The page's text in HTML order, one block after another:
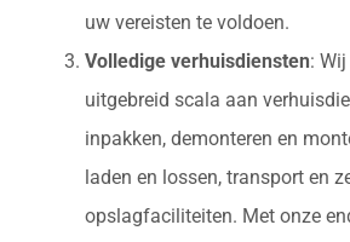
uw vereisten te voldoen.
Volledige verhuisdiensten:
uitgebreid scala aan
inpakken, demonteren en
laden en lossen, transport en
opslagfaciliteiten. Met onze